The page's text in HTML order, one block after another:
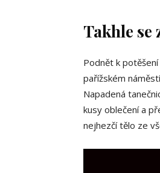
Takhle
Podnět k
pařížském
Napadená
kusy oblečení a
nejhezčí tělo ze